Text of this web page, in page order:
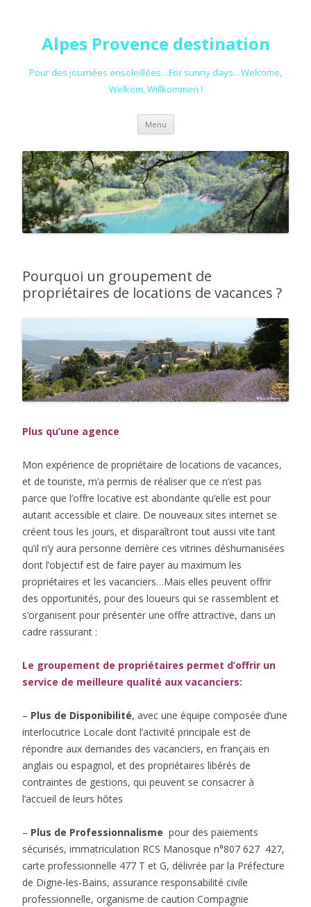
Alpes Provence destination
Pour des journées ensoleillées…For sunny days…Welcome,
Welkom, Willkommen !
Menu Aller au contenu principal
Pourquoi un groupement de
propriétaires de locations de vacances ?
Plus qu’une agence
Mon expérience de propriétaire de locations de vacances,
et de touriste, m’a permis de réaliser que ce n’est pas
parce que l’offre locative est abondante qu’elle est pour
autant accessible et claire. De nouveaux sites internet se
créent tous les jours, et disparaîtront tout aussi vite tant
qu’il n’y aura personne derrière ces vitrines déshumanisées
dont l’objectif est de faire payer au maximum les
propriétaires et les vacanciers…Mais elles peuvent offrir
des opportunités, pour des loueurs qui se rassemblent et
s’organisent pour présenter une offre attractive, dans un
cadre rassurant :
Le groupement de propriétaires permet d’offrir un
service de meilleure qualité aux vacanciers:
– Plus de Disponibilité, avec une équipe composée d’une
interlocutrice Locale dont l’activité principale est de
répondre aux demandes des vacanciers, en français en
anglais ou espagnol, et des propriétaires libérés de
contraintes de gestions, qui peuvent se consacrer à
l’accueil de leurs hôtes
– Plus de Professionnalisme pour des paiements
sécurisés, immatriculation RCS Manosque n°807 627 427,
carte professionnelle 477 T et G, délivrée par la Préfecture
de Digne-les-Bains, assurance responsabilité civile
professionnelle, organisme de caution Compagnie